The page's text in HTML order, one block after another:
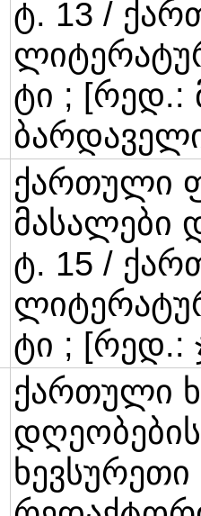
ტ. 13 /
ტი ; [რედ.:
ქართული
მასალები
ტ. 15 /
ტი ; [რედ.:
ქართული